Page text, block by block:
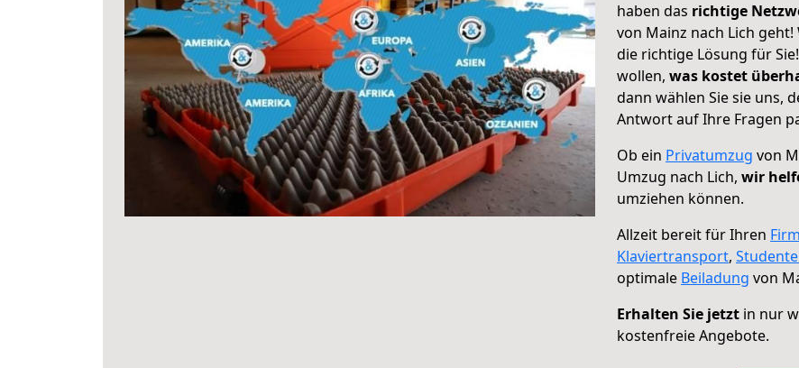
haben das richtige
von Mainz nach Lich
die richtige Lösung für
wollen, was kostet
dann wählen Sie sie uns,
Antwort auf Ihre Fragen
Ob ein Privatumzug von
Umzug nach Lich, wir
umziehen können.
Allzeit bereit für Ihren
Klaviertransport,
optimale Beiladung von
Erhalten Sie jetzt in nur
kostenfreie Angebote.